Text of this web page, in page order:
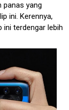
panas yang
ini. Kerennya,
ini terdengar lebih